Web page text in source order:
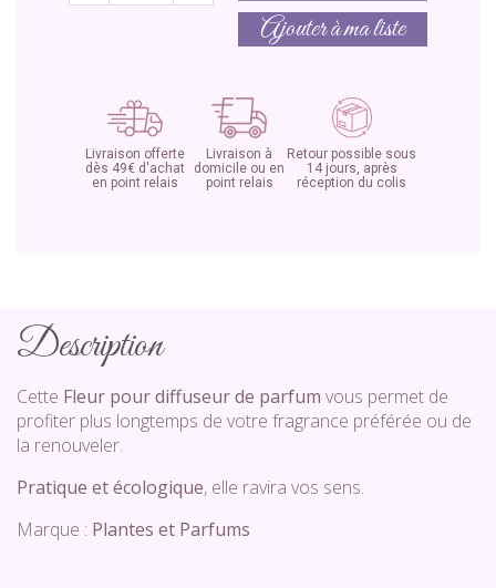
Ajouter à ma liste
Livraison offerte
dès 49€ d'achat
en point relais
Livraison à
domicile ou en
point relais
Retour possible sous
14 jours, après
réception du colis
Description
Cette Fleur pour diffuseur de parfum vous permet de
profiter plus longtemps de votre fragrance préférée ou de
la renouveler.
Pratique et écologique, elle ravira vos sens.
Marque : Plantes et Parfums